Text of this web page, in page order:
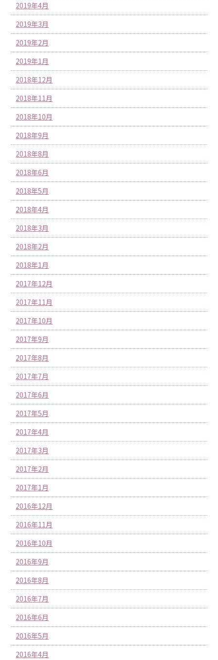
2019年4月
2019年3月
2019年2月
2019年1月
2018年12月
2018年11月
2018年10月
2018年9月
2018年8月
2018年6月
2018年5月
2018年4月
2018年3月
2018年2月
2018年1月
2017年12月
2017年11月
2017年10月
2017年9月
2017年8月
2017年7月
2017年6月
2017年5月
2017年4月
2017年3月
2017年2月
2017年1月
2016年12月
2016年11月
2016年10月
2016年9月
2016年8月
2016年7月
2016年6月
2016年5月
2016年4月